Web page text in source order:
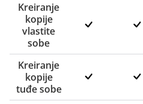
Kreiranje
kopije
vlastite
sobe
Kreiranje
kopije
tuđe sobe